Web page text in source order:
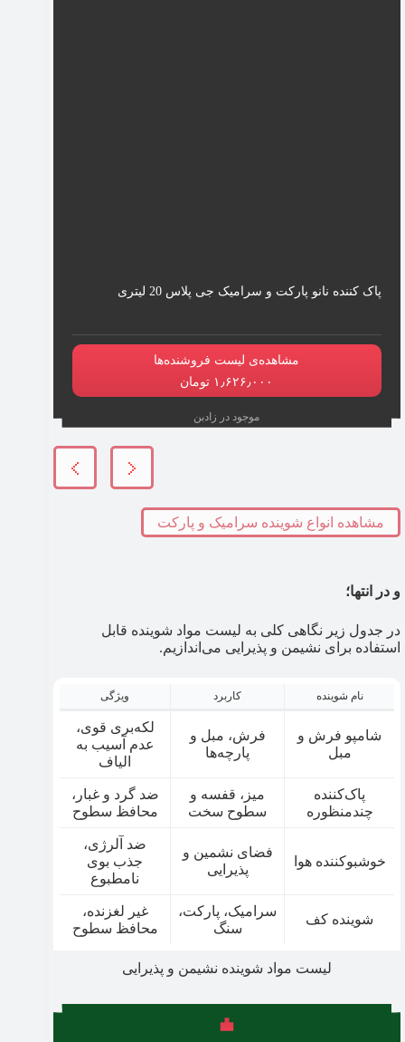
پاک کننده نانو پارکت و سرامیک جی پلاس 20 لیتری
مشاهده‌ی لیست فروشنده‌ها
۱٫۶۲۶٫۰۰۰ تومان
موجود در زادبن
مشاهده انواع شوینده سرامیک و پارکت
و در انتها؛
در جدول زیر نگاهی کلی به لیست مواد شوینده قابل
استفاده برای نشیمن و پذیرایی می‌اندازیم.
نام شوینده کاربرد ویژگی
شامپو فرش و
مبل
فرش، مبل و
پارچه‌ها
لکه‌بری قوی،
عدم آسیب به
الیاف
پاک‌کننده
چندمنظوره
میز، قفسه و
سطوح سخت
ضد گرد و غبار،
محافظ سطوح
خوشبوکننده هوا
فضای نشمین و
پذیرایی
ضد آلرژی،
جذب بوی
نامطبوع
شوینده کف
سرامیک، پارکت،
سنگ
غیر لغزنده،
محافظ سطوح
لیست مواد شوینده نشیمن و پذیرایی